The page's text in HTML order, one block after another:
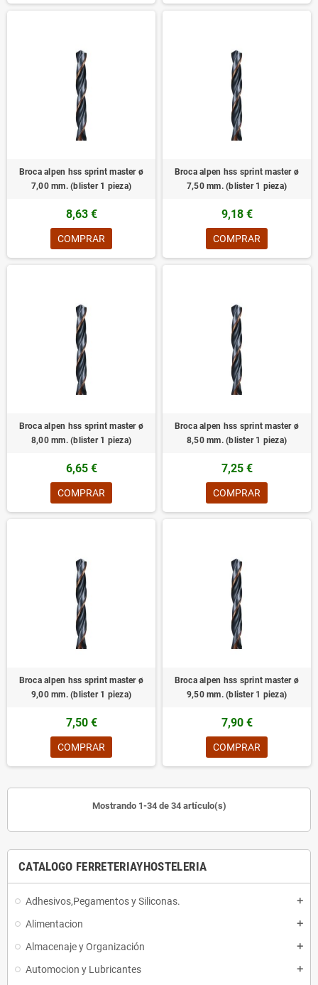
CATALOGO FERRETERIAYHOSTELERIA
Adhesivos,Pegamentos y Siliconas. add
Alimentacion add
Almacenaje y Organización add
Automocion y Lubricantes add
Broca alpen hss sprint master ø
7,00 mm. (blister 1 pieza)
8,63 €
COMPRAR
Broca alpen hss sprint master ø
7,50 mm. (blister 1 pieza)
9,18 €
COMPRAR
Broca alpen hss sprint master ø
8,00 mm. (blister 1 pieza)
6,65 €
COMPRAR
Broca alpen hss sprint master ø
8,50 mm. (blister 1 pieza)
7,25 €
COMPRAR
Broca alpen hss sprint master ø
9,00 mm. (blister 1 pieza)
7,50 €
COMPRAR
Broca alpen hss sprint master ø
9,50 mm. (blister 1 pieza)
7,90 €
COMPRAR
Mostrando 1-34 de 34 artículo(s)